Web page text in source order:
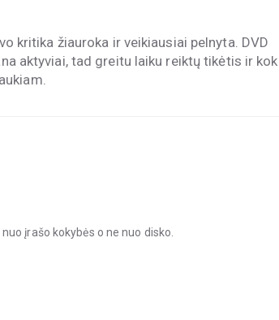
kritika žiauroka ir veikiausiai pelnyta. DVD
aktyviai, tad greitu laiku reiktų tikėtis ir
įrašo kokybės o ne nuo disko.